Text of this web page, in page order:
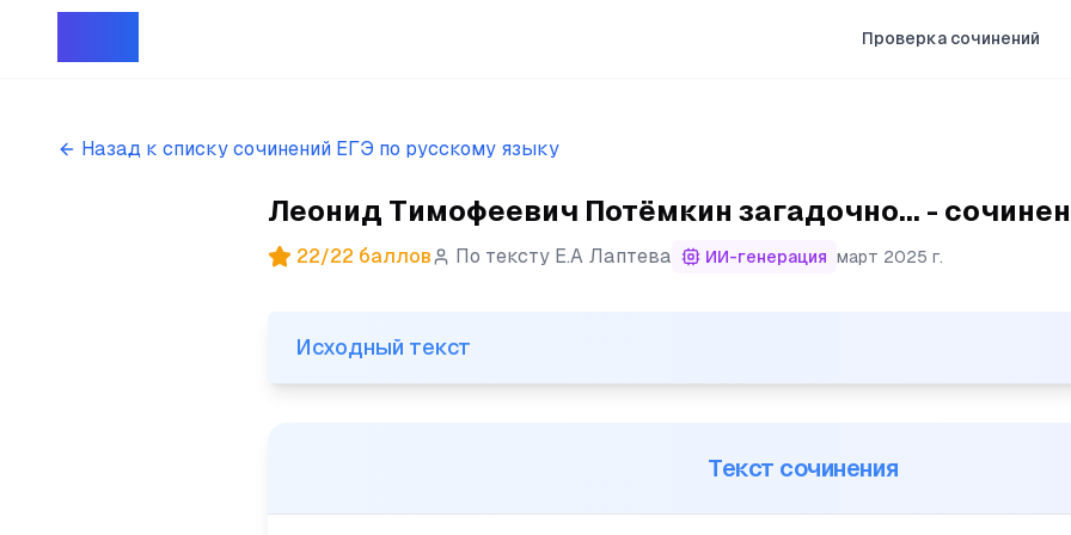
Проверка сочинений
Назад к списку сочинений ЕГЭ по русскому языку
Леонид Тимофеевич Потёмкин загадочно... -
22/22 баллов По тексту Е.А Лаптева ИИ-генерация март 2025 г.
(1)Леонид Тимофеевич Потёмкин загадочно называл себя «собирателем
Исходный текст
Текст сочинения